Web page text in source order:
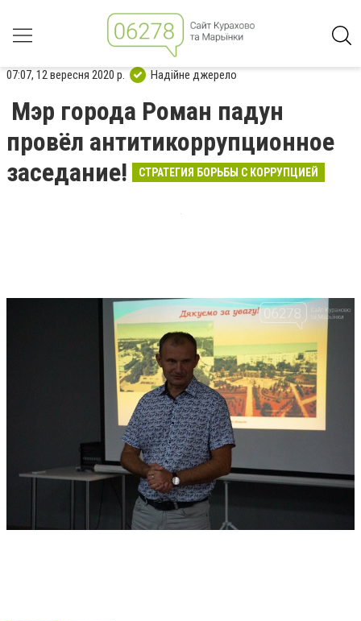
07:07, 12 вересня 2020 р. Надійне джерело
Мэр города Роман падун
провёл антитикоррупционное
заседание!
СТРАТЕГИЯ БОРЬБЫ С КОРРУПЦИЕЙ